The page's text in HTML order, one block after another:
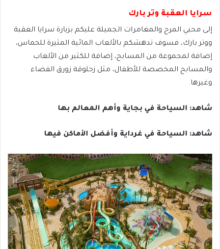
سرايا العقبة وتر بارك
إلى محبي المرح والمغامرات الجميلة عليكم بزيارة سرايا العقبة
ووتر بارك، فسوف تدهشكم بالألعاب المائية المثيرة للحماس،
إضافة لمجموعة من المسابح، إضافة للكثير من الألعاب
والمسابح المخصصة للأطفال، مثل زحلوقة زورق الفضاء
وغيرها.
شاهد: السياحة في بجاية وأهم المعالم بها
شاهد: السياحة في غرداية وأفضل الأماكن فيها